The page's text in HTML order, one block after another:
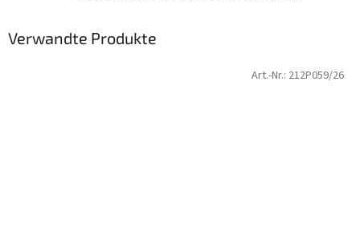
Verwandte Produkte
Art.-Nr.: 212P059/26